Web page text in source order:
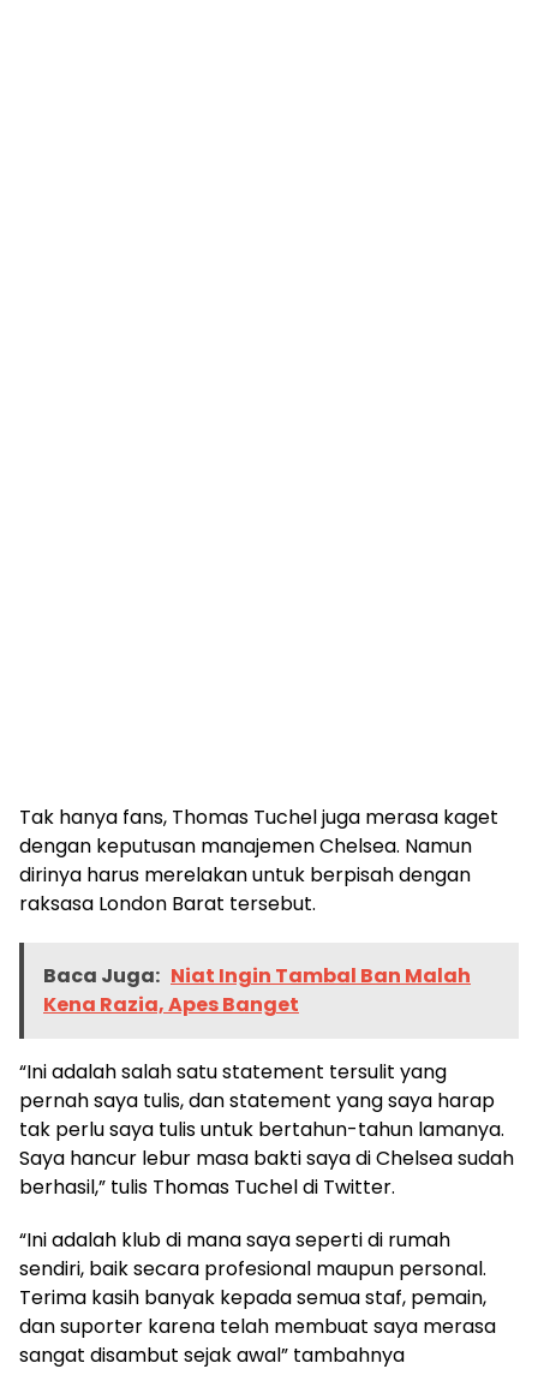
Tak hanya fans, Thomas Tuchel juga merasa kaget
dengan keputusan manajemen Chelsea. Namun
dirinya harus merelakan untuk berpisah dengan
raksasa London Barat tersebut.
Baca Juga: Niat Ingin Tambal Ban Malah
Kena Razia, Apes Banget
“Ini adalah salah satu statement tersulit yang
pernah saya tulis, dan statement yang saya harap
tak perlu saya tulis untuk bertahun-tahun lamanya.
Saya hancur lebur masa bakti saya di Chelsea sudah
berhasil,” tulis Thomas Tuchel di Twitter.
“Ini adalah klub di mana saya seperti di rumah
sendiri, baik secara profesional maupun personal.
Terima kasih banyak kepada semua staf, pemain,
dan suporter karena telah membuat saya merasa
sangat disambut sejak awal” tambahnya